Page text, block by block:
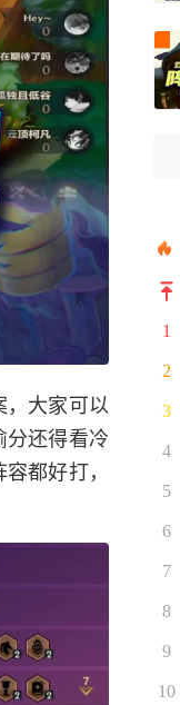
大家可以
还得看冷
都好打，
1
2
3
4
5
6
7
8
9
10